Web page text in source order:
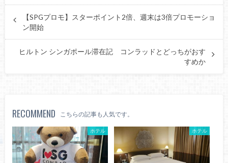
【SPGプロモ】スターポイント2倍、週末は3倍プロモーショ
ン開始
ヒルトン シンガポール滞在記 コンラッドとどっちがおす
すめか
RECOMMEND こちらの記事も人気です。
ホテル ホテル